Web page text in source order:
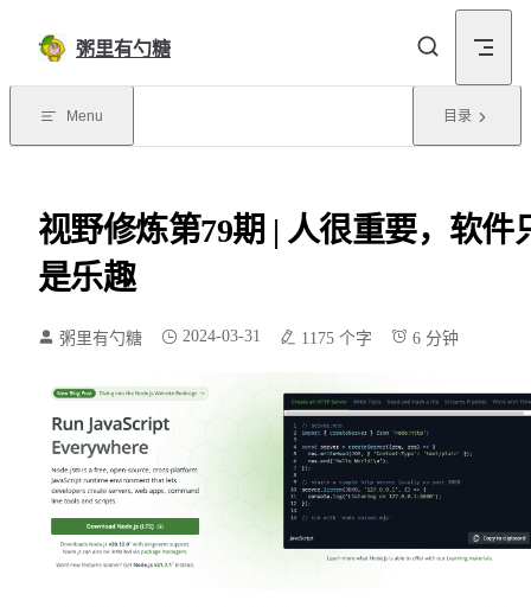
粥里有勺糖
Menu 目录
视野修炼第79期 | 人很重要，软件
是乐趣
粥里有勺糖 2024-03-31 1175 个字 6 分钟